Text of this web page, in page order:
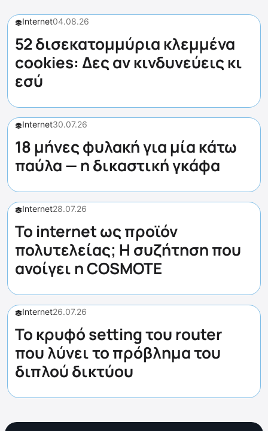
Internet04.08.26
52 δισεκατομμύρια κλεμμένα
cookies: Δες αν κινδυνεύεις κι
εσύ
Internet30.07.26
18 μήνες φυλακή για μία κάτω
παύλα — η δικαστική γκάφα
Internet28.07.26
Το internet ως προϊόν
πολυτελείας; Η συζήτηση που
ανοίγει η COSMOTE
Internet26.07.26
Το κρυφό setting του router
που λύνει το πρόβλημα του
διπλού δικτύου